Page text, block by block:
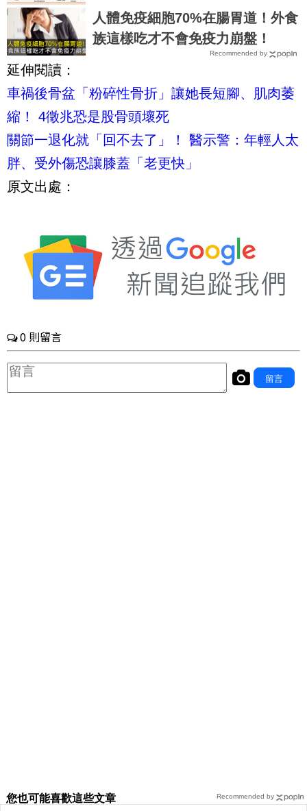
理五臟
人體免疫細胞70%在腸胃道！外食
族這樣吃才不會免疫力崩盤！
Recommended by
延伸閱讀：
車禍後骨盆「粉碎性骨折」讓她長短腳、肌肉萎
縮！ 4徵兆恐是股骨頭壞死
關節一退化就「回不去了」！ 醫示警：年輕人太
胖、受外傷恐讓膝蓋「老更快」
原文出處：
您也可能喜歡這些文章 Recommended by